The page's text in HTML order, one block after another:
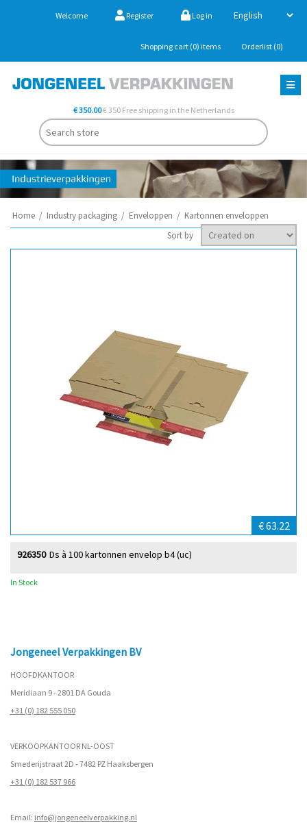
Welcome Register Log in
Shopping cart (0) items Orderlist (0)
€ 350.00€ 350 Free shipping in the Netherlands
Home / Industry packaging / Enveloppen / Kartonnen enveloppen
Sort by
€ 63.22
Ds à 100 kartonnen envelop b4 (uc)
926350
In Stock
Jongeneel Verpakkingen BV
HOOFDKANTOOR
Meridiaan 9 - 2801 DA Gouda
+31 (0) 182 555 050
VERKOOPKANTOOR NL-OOST
Smederijstraat 2D - 7482 PZ Haaksbergen
+31 (0) 182 537 966
Email: info@jongeneelverpakking.nl